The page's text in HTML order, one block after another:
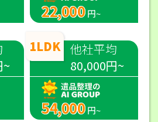
22,000 円~
1LDK 他社平均
80,000円~
54,000 円~